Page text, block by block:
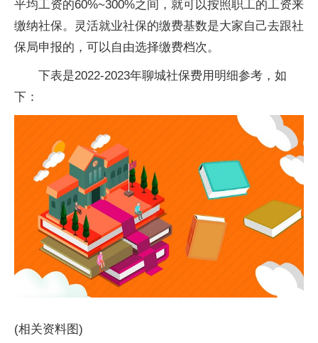
平均工资的60%~300%之间，就可以按照职工的工资来
缴纳社保。灵活就业社保的缴费基数是大家自己去跟社
保局申报的，可以自由选择缴费档次。
下表是2022-2023年聊城社保费用明细参考，如
下：
(相关资料图)